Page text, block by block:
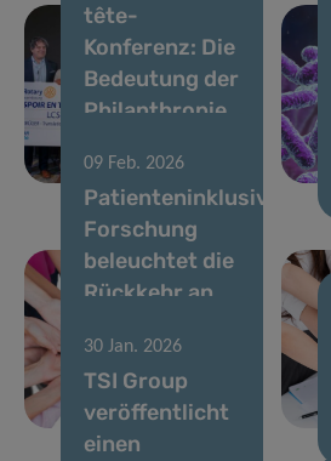
tête-
Konferenz: Die
Bedeutung der
Philanthropie
Hirnforschung
09 Feb. 2026
Patienteninklusive
Forschung
beleuchtet die
Rückkehr an
Arbeitsplatz
nach
Brustkrebs
30 Jan. 2026
TSI Group
veröffentlicht
einen